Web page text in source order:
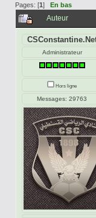
Pages: [1] En bas
Auteur
Administrateur
Hors ligne
Messages: 29763